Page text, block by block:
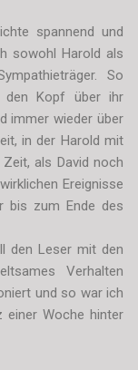
spannend und
sowohl Harold als
So
den Kopf über ihr
immer wieder über
in der Harold mit
als David noch
Ereignisse
bis zum Ende des
den Leser mit den
Verhalten
und so war ich
einer Woche hinter